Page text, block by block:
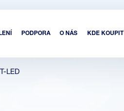
PODPORA O NÁS KDE KOUPIT
LED